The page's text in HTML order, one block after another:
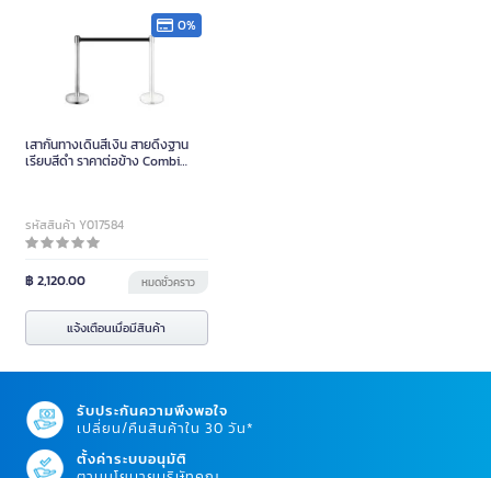
กระจกโค้ง ไทยจราจร ST-P04
ชนิดโพลีคาร์บอเนตขนาด 40 นิ้ว
รหัสสินค้า Y015640
฿ 2,706.00 3 - 7 วัน
ใส่ตะกร้า
0%